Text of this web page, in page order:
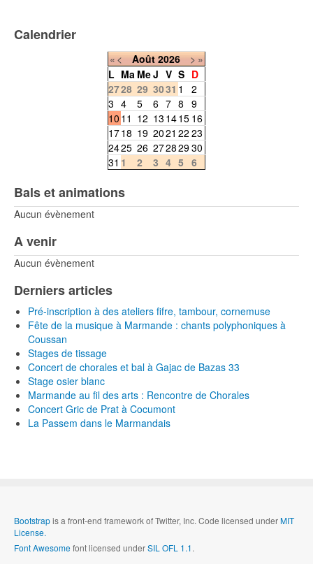
Calendrier
«< Août 2026 >»
L Ma MeJ V S D
2728 29 3031 1
2
3 4 5 6 7 8 9
10 11 12 13 1415 16
1718 19 2021 22 23
2425 26 27282930
31 1 2 3 4 5 6
Bals et animations
Aucun évènement
A venir
Aucun évènement
Derniers articles
Pré-inscription à des ateliers fifre, tambour, cornemuse
Fête de la musique à Marmande : chants polyphoniques à
Coussan
Stages de tissage
Concert de chorales et bal à Gajac de Bazas 33
Stage osier blanc
Marmande au fil des arts : Rencontre de Chorales
Concert Gric de Prat à Cocumont
La Passem dans le Marmandais
Bootstrapis a front-end framework of Twitter, Inc. Code licensed underMIT
License.
Font Awesomefont licensed underSIL OFL 1.1.